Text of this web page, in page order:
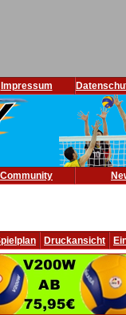
Impressum
Community
Druckansicht